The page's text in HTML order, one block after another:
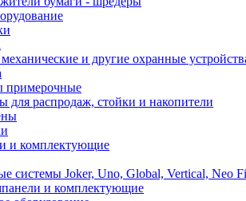
и другие охранные
примерочные
для распродаж, стойки и накопители
и комплектующие
системы Joker, Uno, Global, Vertical, Neo
и комплектующие